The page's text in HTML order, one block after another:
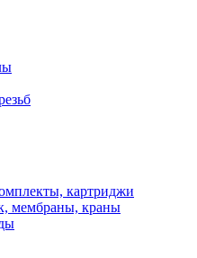
картриджи
мембраны, краны